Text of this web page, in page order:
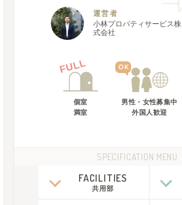
FULL
個室
満室
OK
男性・女性募集中
外国人歓迎
運営者
小林プロパティサービス株
式会社
SPECIFICATION MENU
FACILITIES
共用部